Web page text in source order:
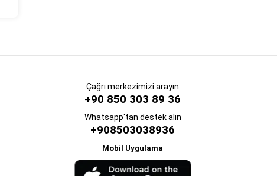
Çağrı merkezimizi arayın
+90 850 303 89 36
Whatsapp'tan destek alın
+908503038936
Mobil Uygulama